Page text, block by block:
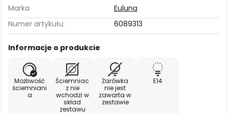
Marka
Euluna
Numer artykułu:
6089313
Informacje o produkcie
Możliwość
ściemniani
a
Ściemniac
z nie
wchodzi w
skład
zestawu
Żarówka
nie jest
zawarta w
zestawie
E14